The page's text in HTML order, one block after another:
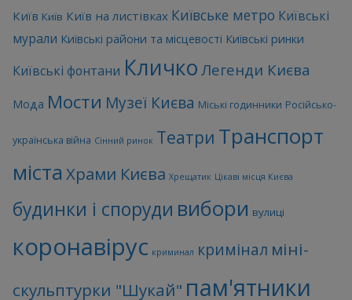
Київ Київ Київ на листівках Київське метро Київські
мурали Київські райони та місцевості Київські ринки
Київські фонтани Кличко Легенди Києва
Мода Мости Музеї Києва Міські годинники Російсько-
українська війна Сінний ринок Театри Транспорт
міста Храми Києва Хрещатик Цікаві місця Києва
будинки і споруди вибори вулиці
коронавірус криминал кримінал міні-
скульптурки "Шукай" пам'ятники